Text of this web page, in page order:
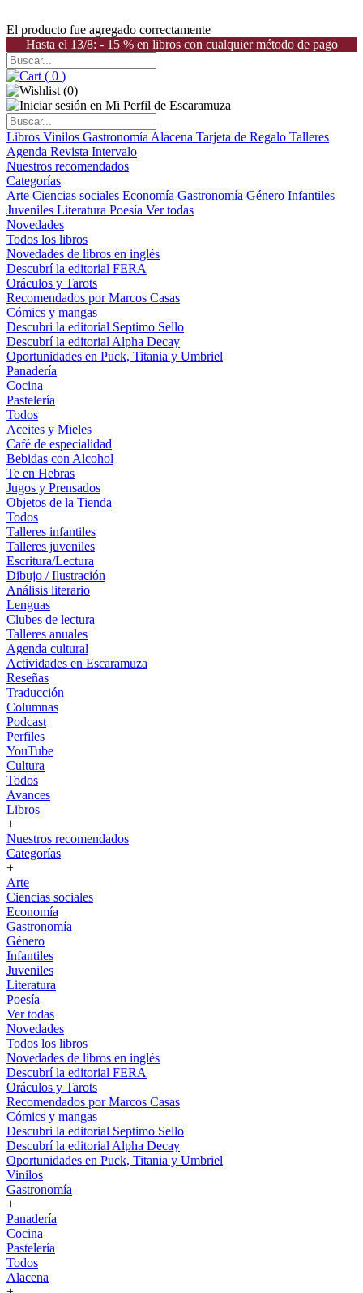
El producto fue agregado correctamente
Hasta el 13/8: - 15 % en libros con cualquier método de pago
( 0 )
(0)
Libros Vinilos Gastronomía Alacena Tarjeta de Regalo Talleres
Agenda Revista Intervalo
Nuestros recomendados
Categorías
Arte Ciencias sociales Economía Gastronomía Género Infantiles
Juveniles Literatura Poesía Ver todas
Novedades
Todos los libros
Novedades de libros en inglés
Descubrí la editorial FERA
Oráculos y Tarots
Recomendados por Marcos Casas
Cómics y mangas
Descubri la editorial Septimo Sello
Descubrí la editorial Alpha Decay
Oportunidades en Puck, Titania y Umbriel
Panadería
Cocina
Pastelería
Todos
Aceites y Mieles
Café de especialidad
Bebidas con Alcohol
Te en Hebras
Jugos y Prensados
Objetos de la Tienda
Todos
Talleres infantiles
Talleres juveniles
Escritura/Lectura
Dibujo / Ilustración
Análisis literario
Lenguas
Clubes de lectura
Talleres anuales
Agenda cultural
Actividades en Escaramuza
Reseñas
Traducción
Columnas
Podcast
Perfiles
YouTube
Cultura
Todos
Avances
Libros
+
Nuestros recomendados
Categorías
+
Arte
Ciencias sociales
Economía
Gastronomía
Género
Infantiles
Juveniles
Literatura
Poesía
Ver todas
Novedades
Todos los libros
Novedades de libros en inglés
Descubrí la editorial FERA
Oráculos y Tarots
Recomendados por Marcos Casas
Cómics y mangas
Descubri la editorial Septimo Sello
Descubrí la editorial Alpha Decay
Oportunidades en Puck, Titania y Umbriel
Vinilos
Gastronomía
+
Panadería
Cocina
Pastelería
Todos
Alacena